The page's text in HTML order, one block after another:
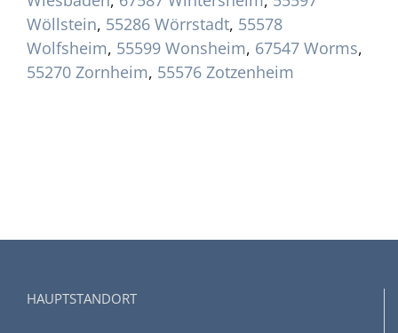
Wöllstein, 55286 Wörrstadt, 55578
Wolfsheim, 55599 Wonsheim, 67547 Worms,
55270 Zornheim, 55576 Zotzenheim
HAUPTSTANDORT